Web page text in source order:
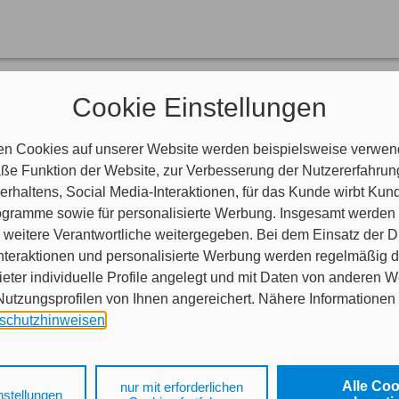
Cookie Einstellungen
Cookies auf unserer Website werden beispielsweise
Funktion der Website, zur Verbesserung der
Social Media-Interaktionen, für das Kunde wirbt
sowie für personalisierte Werbung. Insgesamt werden
Verantwortliche weitergegeben. Bei dem Einsatz der
und personalisierte Werbung werden regelmäßig
individuelle Profile angelegt und mit Daten von anderen
von Ihnen angereichert. Nähere
sowohl der Speicherung der notwendigen
Alle
nur mit erforderlichen
(vormals: Grüne Karte) dient als Nachweis Ihrer Kfz-
Versicherungen für den Kraftverkehr bestehen.
Island, Kroatien, Liechtenstein, Norwegen, Schweiz,
(Kennzeichenabkommen) aus.
europäische Länder reisen, benötigen Sie darüber hinaus die